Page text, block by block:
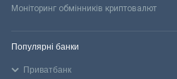
Моніторинг обмінників криптовалют
Популярні банки
Приватбанк